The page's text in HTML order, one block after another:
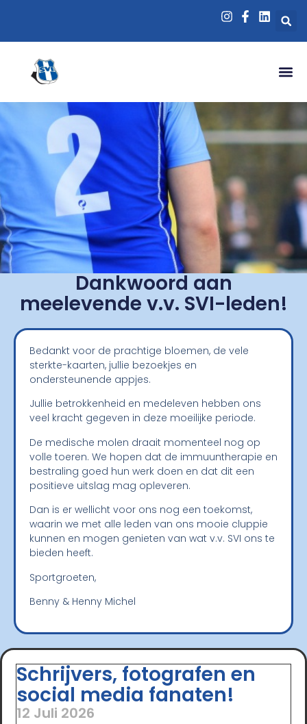
Dankwoord aan
meelevende v.v. SVI-leden!
Bedankt voor de prachtige bloemen, de vele
sterkte-kaarten, jullie bezoekjes en
ondersteunende appjes.
Jullie betrokkenheid en medeleven hebben ons
veel kracht gegeven in deze moeilijke periode.
De medische molen draait momenteel nog op
volle toeren. We hopen dat de immuuntherapie en
bestraling goed hun werk doen en dat dit een
positieve uitslag mag opleveren.
Dan is er wellicht voor ons nog een toekomst,
waarin we met alle leden van ons mooie cluppie
kunnen en mogen genieten van wat v.v. SVI ons te
bieden heeft.
Sportgroeten,
Benny & Henny Michel
Schrijvers, fotografen en
social media fanaten!
12 Juli 2026